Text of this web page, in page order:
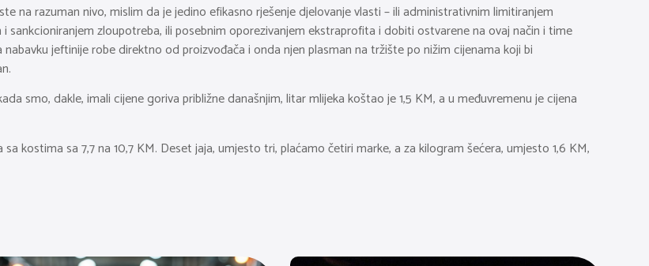
na razuman nivo, mislim da je jedino efikasno rješenje djelovanje vlasti – ili administrativnim limitiranjem
sankcioniranjem zloupotreba, ili posebnim oporezivanjem ekstraprofita i dobiti ostvarene na ovaj način i time
jeftinije robe direktno od proizvođača i onda njen plasman na tržište po nižim cijenama koji bi
smo, dakle, imali cijene goriva približne današnjim, litar mlijeka koštao je 1,5 KM, a u međuvremenu je cijena
kostima sa 7,7 na 10,7 KM. Deset jaja, umjesto tri, plaćamo četiri marke, a za kilogram šećera, umjesto 1,6 KM,